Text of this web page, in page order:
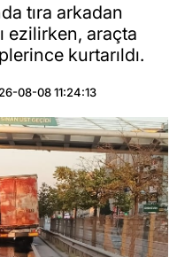
tıra arkadan
ezilirken, araçta
kurtarıldı.
08-08 11:24:13